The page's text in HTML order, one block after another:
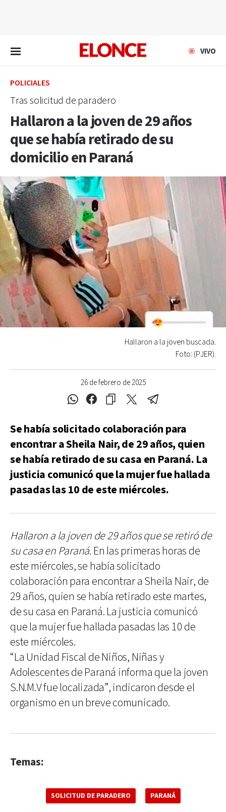
VIVO
POLICIALES
Tras solicitud de paradero
Hallaron a la joven de 29 años
que se había retirado de su
domicilio en Paraná
26 de febrero de 2025
Hallaron a la joven buscada.
Foto: (PJER).
Se había solicitado colaboración para
encontrar a Sheila Nair, de 29 años, quien
se había retirado de su casa en Paraná. La
justicia comunicó que la mujer fue hallada
pasadas las 10 de este miércoles.
Hallaron a la joven de 29 años que se retiró de
su casa en Paraná. En las primeras horas de
este miércoles, se había solicitado
colaboración para encontrar a Sheila Nair, de
29 años, quien se había retirado este martes,
de su casa en Paraná. La justicia comunicó
que la mujer fue hallada pasadas las 10 de
este miércoles.
“La Unidad Fiscal de Niños, Niñas y
Adolescentes de Paraná informa que la joven
S.N.M.V fue localizada”, indicaron desde el
organismo en un breve comunicado.
Temas:
SOLICITUD DE PARADERO PARANÁ